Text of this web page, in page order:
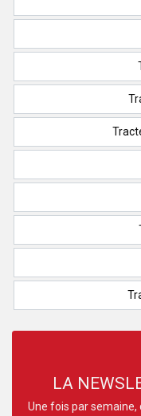
LA
Une fois par semaine,